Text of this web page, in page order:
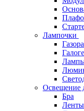
Лампочки
Освещение
Бра